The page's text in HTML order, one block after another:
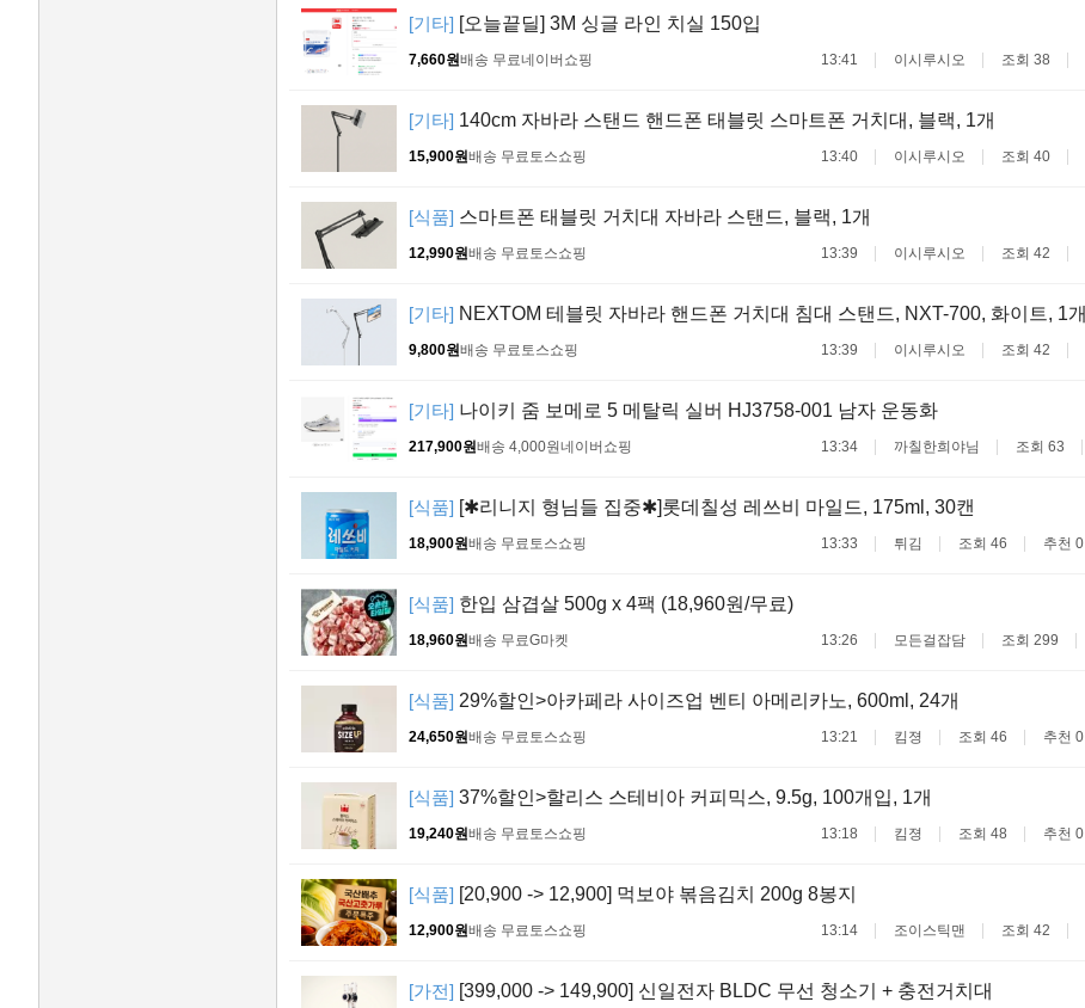
[기타] [오늘끝딜] 3M 싱글 라인 치실 150입
7,660원배송 무료네이버쇼핑 13:41 이시루시오 조회 38
[기타] 140cm 자바라 스탠드 핸드폰 태블릿 스마트폰 거치대, 블랙, 1개
15,900원배송 무료 토스쇼핑 13:40 이시루시오 조회 40
[식품] 스마트폰 태블릿 거치대 자바라 스탠드, 블랙, 1개
12,990원배송 무료 토스쇼핑 13:39 이시루시오 조회 42
[기타] NEXTOM 테블릿 자바라 핸드폰 거치대 침대 스탠드, NXT-700, 화이트, 1개
9,800원배송 무료 토스쇼핑 13:39 이시루시오 조회 42
[기타] 나이키 줌 보메로 5 메탈릭 실버 HJ3758-001 남자 운동화
217,900원배송 4,000원네이버쇼핑 13:34 까칠한희야님 조회 63
[식품] [✱리니지 형님들 집중✱]롯데칠성 레쓰비 마일드, 175ml, 30캔
18,900원배송 무료 토스쇼핑 13:33 튀김 조회 46 추천 0
[식품] 한입 삼겹살 500g x 4팩 (18,960원/무료)
18,960원배송 무료G마켓 13:26 모든걸잡담 조회 299
[식품] 29%할인>아카페라 사이즈업 벤티 아메리카노, 600ml, 24개
24,650원배송 무료 토스쇼핑 13:21 킴졍 조회 46 추천 0
[식품] 37%할인>할리스 스테비아 커피믹스, 9.5g, 100개입, 1개
19,240원배송 무료 토스쇼핑 13:18 킴졍 조회 48 추천 0
[식품] [20,900 -> 12,900] 먹보야 볶음김치 200g 8봉지
12,900원배송 무료 토스쇼핑 13:14 조이스틱맨 조회 42
[가전] [399,000 -> 149,900] 신일전자 BLDC 무선 청소기 + 충전거치대